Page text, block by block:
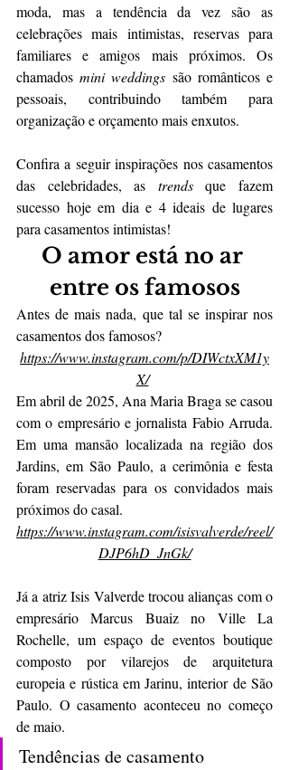
moda, mas a tendência da vez são as
celebrações mais intimistas, reservas para
familiares e amigos mais próximos. Os
chamados mini weddings são românticos e
pessoais, contribuindo também para
organização e orçamento mais enxutos.
Confira a seguir inspirações nos casamentos
das celebridades, as trends que fazem
sucesso hoje em dia e 4 ideais de lugares
para casamentos intimistas!
O amor está no ar
entre os famosos
Antes de mais nada, que tal se inspirar nos
casamentos dos famosos?
https://www.instagram.com/p/DIWctxXM1y
X/
Em abril de 2025, Ana Maria Braga se casou
com o empresário e jornalista Fabio Arruda.
Em uma mansão localizada na região dos
Jardins, em São Paulo, a cerimônia e festa
foram reservadas para os convidados mais
próximos do casal.
https://www.instagram.com/isisvalverde/reel/
DJP6hD_JnGk/
Já a atriz Isis Valverde trocou alianças com o
empresário Marcus Buaiz no Ville La
Rochelle, um espaço de eventos boutique
composto por vilarejos de arquitetura
europeia e rústica em Jarinu, interior de São
Paulo. O casamento aconteceu no começo
de maio.
Tendências de casamento